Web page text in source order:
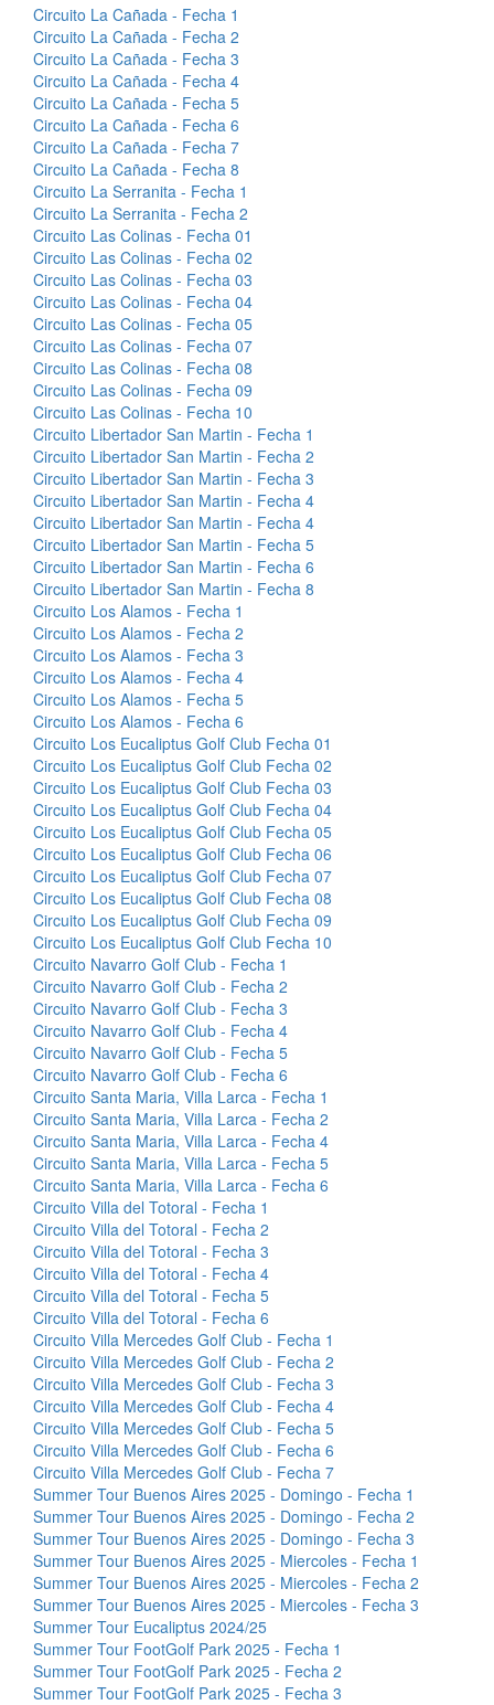
Circuito La Cañada - Fecha 1
Circuito La Cañada - Fecha 2
Circuito La Cañada - Fecha 3
Circuito La Cañada - Fecha 4
Circuito La Cañada - Fecha 5
Circuito La Cañada - Fecha 6
Circuito La Cañada - Fecha 7
Circuito La Cañada - Fecha 8
Circuito La Serranita - Fecha 1
Circuito La Serranita - Fecha 2
Circuito Las Colinas - Fecha 01
Circuito Las Colinas - Fecha 02
Circuito Las Colinas - Fecha 03
Circuito Las Colinas - Fecha 04
Circuito Las Colinas - Fecha 05
Circuito Las Colinas - Fecha 07
Circuito Las Colinas - Fecha 08
Circuito Las Colinas - Fecha 09
Circuito Las Colinas - Fecha 10
Circuito Libertador San Martin - Fecha 1
Circuito Libertador San Martin - Fecha 2
Circuito Libertador San Martin - Fecha 3
Circuito Libertador San Martin - Fecha 4
Circuito Libertador San Martin - Fecha 4
Circuito Libertador San Martin - Fecha 5
Circuito Libertador San Martin - Fecha 6
Circuito Libertador San Martin - Fecha 8
Circuito Los Alamos - Fecha 1
Circuito Los Alamos - Fecha 2
Circuito Los Alamos - Fecha 3
Circuito Los Alamos - Fecha 4
Circuito Los Alamos - Fecha 5
Circuito Los Alamos - Fecha 6
Circuito Los Eucaliptus Golf Club Fecha 01
Circuito Los Eucaliptus Golf Club Fecha 02
Circuito Los Eucaliptus Golf Club Fecha 03
Circuito Los Eucaliptus Golf Club Fecha 04
Circuito Los Eucaliptus Golf Club Fecha 05
Circuito Los Eucaliptus Golf Club Fecha 06
Circuito Los Eucaliptus Golf Club Fecha 07
Circuito Los Eucaliptus Golf Club Fecha 08
Circuito Los Eucaliptus Golf Club Fecha 09
Circuito Los Eucaliptus Golf Club Fecha 10
Circuito Navarro Golf Club - Fecha 1
Circuito Navarro Golf Club - Fecha 2
Circuito Navarro Golf Club - Fecha 3
Circuito Navarro Golf Club - Fecha 4
Circuito Navarro Golf Club - Fecha 5
Circuito Navarro Golf Club - Fecha 6
Circuito Santa Maria, Villa Larca - Fecha 1
Circuito Santa Maria, Villa Larca - Fecha 2
Circuito Santa Maria, Villa Larca - Fecha 4
Circuito Santa Maria, Villa Larca - Fecha 5
Circuito Santa Maria, Villa Larca - Fecha 6
Circuito Villa del Totoral - Fecha 1
Circuito Villa del Totoral - Fecha 2
Circuito Villa del Totoral - Fecha 3
Circuito Villa del Totoral - Fecha 4
Circuito Villa del Totoral - Fecha 5
Circuito Villa del Totoral - Fecha 6
Circuito Villa Mercedes Golf Club - Fecha 1
Circuito Villa Mercedes Golf Club - Fecha 2
Circuito Villa Mercedes Golf Club - Fecha 3
Circuito Villa Mercedes Golf Club - Fecha 4
Circuito Villa Mercedes Golf Club - Fecha 5
Circuito Villa Mercedes Golf Club - Fecha 6
Circuito Villa Mercedes Golf Club - Fecha 7
Summer Tour Buenos Aires 2025 - Domingo - Fecha 1
Summer Tour Buenos Aires 2025 - Domingo - Fecha 2
Summer Tour Buenos Aires 2025 - Domingo - Fecha 3
Summer Tour Buenos Aires 2025 - Miercoles - Fecha 1
Summer Tour Buenos Aires 2025 - Miercoles - Fecha 2
Summer Tour Buenos Aires 2025 - Miercoles - Fecha 3
Summer Tour Eucaliptus 2024/25
Summer Tour FootGolf Park 2025 - Fecha 1
Summer Tour FootGolf Park 2025 - Fecha 2
Summer Tour FootGolf Park 2025 - Fecha 3